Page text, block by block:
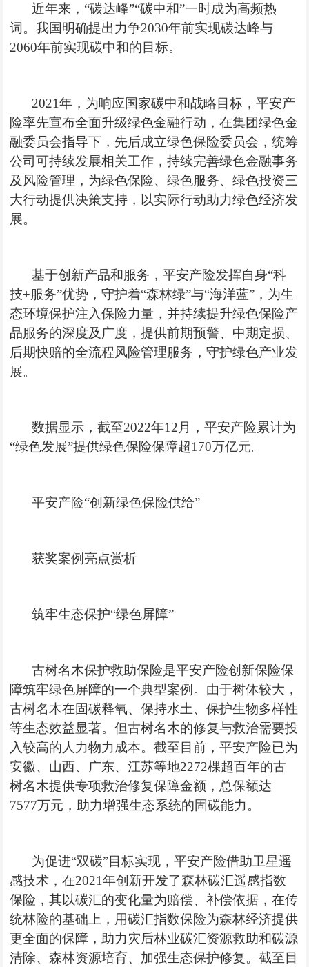
近年来，“碳达峰”“碳中和”一时成为高频热
词。我国明确提出力争2030年前实现碳达峰与
2060年前实现碳中和的目标。
2021年，为响应国家碳中和战略目标，平安产
险率先宣布全面升级绿色金融行动，在集团绿色金
融委员会指导下，先后成立绿色保险委员会，统筹
公司可持续发展相关工作，持续完善绿色金融事务
及风险管理，为绿色保险、绿色服务、绿色投资三
大行动提供决策支持，以实际行动助力绿色经济发
展。
基于创新产品和服务，平安产险发挥自身“科
技+服务”优势，守护着“森林绿”与“海洋蓝”，为生
态环境保护注入保险力量，并持续提升绿色保险产
品服务的深度及广度，提供前期预警、中期定损、
后期快赔的全流程风险管理服务，守护绿色产业发
展。
数据显示，截至2022年12月，平安产险累计为
“绿色发展”提供绿色保险保障超170万亿元。
平安产险“创新绿色保险供给”
获奖案例亮点赏析
筑牢生态保护“绿色屏障”
古树名木保护救助保险是平安产险创新保险保
障筑牢绿色屏障的一个典型案例。由于树体较大，
古树名木在固碳释氧、保持水土、保护生物多样性
等生态效益显著。但古树名木的修复与救治需要投
入较高的人力物力成本。截至目前，平安产险已为
安徽、山西、广东、江苏等地2272棵超百年的古
树名木提供专项救治修复保障金额，总保额达
7577万元，助力增强生态系统的固碳能力 。
为促进“双碳”目标实现，平安产险借助卫星遥
感技术，在2021年创新开发了森林碳汇遥感指数
保险，其以碳汇的变化量为赔偿、补偿依据，在传
统林险的基础上，用碳汇指数保险为森林经济提供
更全面的保障，助力灾后林业碳汇资源救助和碳源
清除、森林资源培育、加强生态保护修复。截至目